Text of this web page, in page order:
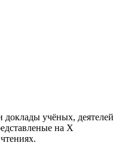
учёных, деятелей
на Х